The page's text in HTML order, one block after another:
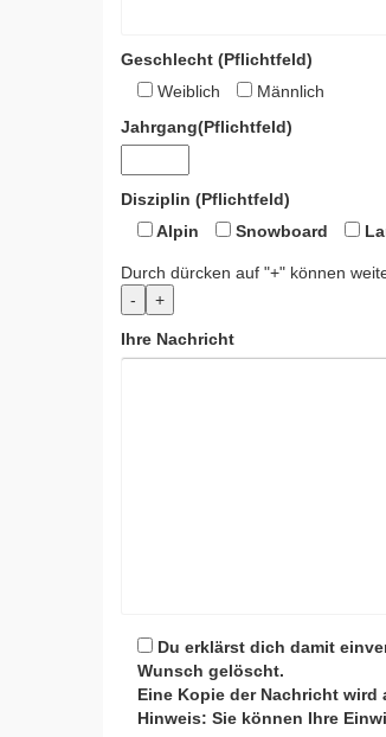
Geschlecht (Pflichtfeld)
Weiblich
Männlich
Jahrgang(Pflichtfeld)
Disziplin (Pflichtfeld)
Alpin
Snowboard
Durch dürcken auf "+" können
-
+
Ihre Nachricht
Du erklärst dich damit
Wunsch gelöscht.
Eine Kopie der Nachricht
Hinweis: Sie können Ihre